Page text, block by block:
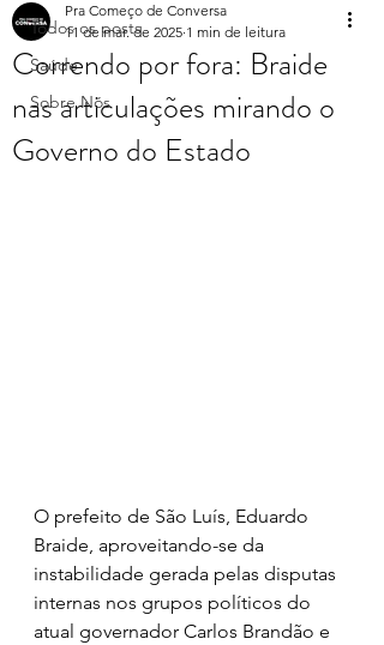
Todos os posts
Saúde
Sobre Nós
Correndo por fora: Braide
nas articulações mirando o
Governo do Estado
Pra Começo de Conversa
11 de mar. de 2025 1 min de leitura
O prefeito de São Luís, Eduardo
Braide, aproveitando-se da
instabilidade gerada pelas disputas
internas nos grupos políticos do
atual governador Carlos Brandão e